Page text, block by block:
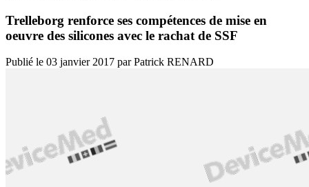
Trelleborg renforce ses compétences de mise en
oeuvre des silicones avec le rachat de SSF
Publié le 03 janvier 2017 parPatrick RENARD